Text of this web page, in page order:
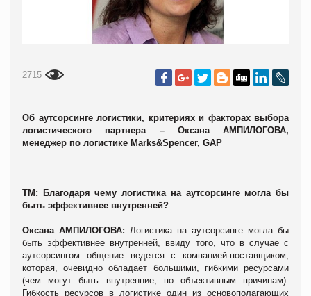
2715
Об аутсорсинге логистики, критериях и факторах выбора
логистического партнера – Оксана АМПИЛОГОВА,
менеджер по логистике Marks&Spencer, GAP
ТМ: Благодаря чему логистика на аутсорсинге могла бы
быть эффективнее внутренней?
Оксана АМПИЛОГОВА: Логистика на аутсорсинге могла бы
быть эффективнее внутренней, ввиду того, что в случае с
аутсорсингом общение ведется с компанией-поставщиком,
которая, очевидно обладает большими, гибкими ресурсами
(чем могут быть внутренние, по объективным причинам).
Гибкость ресурсов в логистике один из основополагающих